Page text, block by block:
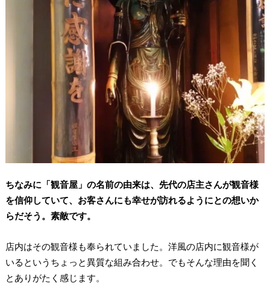
ちなみに「観音屋」の名前の由来は、先代の店主さんが観音様
を信仰していて、お客さんにも幸せが訪れるようにとの想いか
らだそう。素敵です。
店内はその観音様も奉られていました。洋風の店内に観音様が
いるというちょっと異質な組み合わせ。でもそんな理由を聞く
とありがたく感じます。